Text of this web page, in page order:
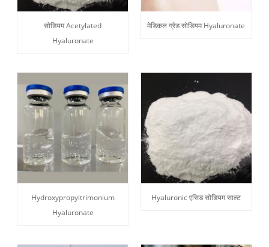
सोडियम Acetylated
Hyaluronate
मेडिकल ग्रेड सोडियम Hyaluronate
Hydroxypropyltrimonium
Hyaluronate
Hyaluronic एसिड सोडियम साल्ट